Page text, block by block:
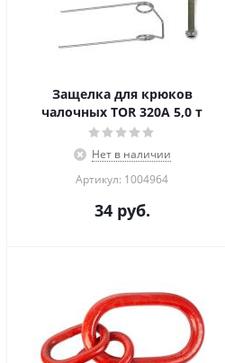
Защелка для крюков
чалочных TOR 320А 5,0 т
Нет в наличии
Артикул: 1004964
34руб.